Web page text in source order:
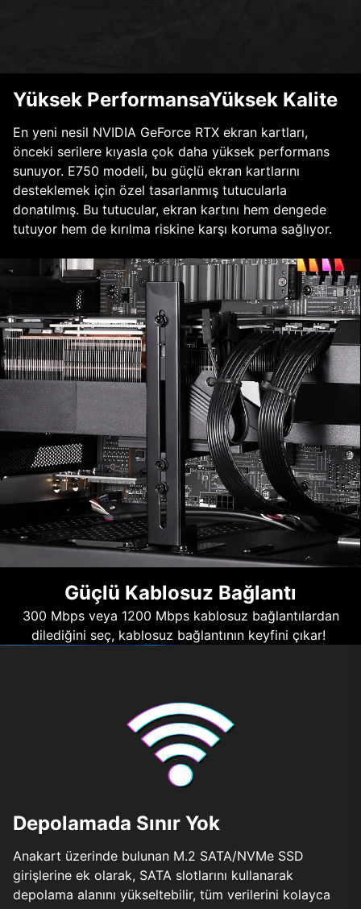
Yüksek PerformansaYüksek Kalite
En yeni nesil NVIDIA GeForce RTX ekran kartları,
önceki serilere kıyasla çok daha yüksek performans
sunuyor. E750 modeli, bu güçlü ekran kartlarını
desteklemek için özel tasarlanmış tutucularla
donatılmış. Bu tutucular, ekran kartını hem dengede
tutuyor hem de kırılma riskine karşı koruma sağlıyor.
Güçlü Kablosuz Bağlantı
300 Mbps veya 1200 Mbps kablosuz bağlantılardan
dilediğini seç, kablosuz bağlantının keyfini çıkar!
Depolamada Sınır Yok
Anakart üzerinde bulunan M.2 SATA/NVMe SSD
girişlerine ek olarak, SATA slotlarını kullanarak
depolama alanını yükseltebilir, tüm verilerini kolayca